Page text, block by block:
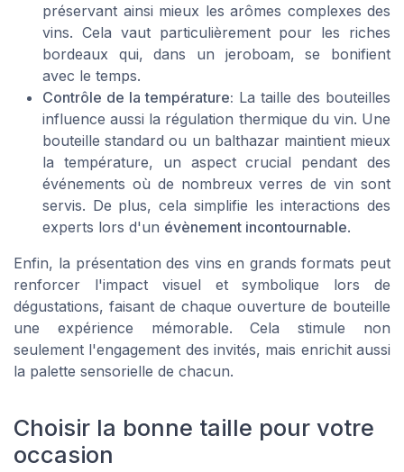
préservant ainsi mieux les arômes complexes des
vins. Cela vaut particulièrement pour les riches
bordeaux qui, dans un jeroboam, se bonifient
avec le temps.
Contrôle de la température: La taille des bouteilles
influence aussi la régulation thermique du vin. Une
bouteille standard ou un balthazar maintient mieux
la température, un aspect crucial pendant des
événements où de nombreux verres de vin sont
servis. De plus, cela simplifie les interactions des
experts lors d'un évènement incontournable.
Enfin, la présentation des vins en grands formats peut
renforcer l'impact visuel et symbolique lors de
dégustations, faisant de chaque ouverture de bouteille
une expérience mémorable. Cela stimule non
seulement l'engagement des invités, mais enrichit aussi
la palette sensorielle de chacun.
Choisir la bonne taille pour votre
occasion